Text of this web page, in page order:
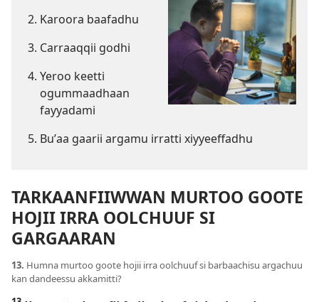
Karoora baafadhu
Carraaqqii godhi
Yeroo keetti
ogummaadhaan
fayyadami
Buʼaa gaarii argamu irratti xiyyeeffadhu
TARKAANFIIWWAN MURTOO GOOTE
HOJII IRRA OOLCHUUF SI
GARGAARAN
13. Humna murtoo goote hojii irra oolchuuf si barbaachisu argachuu
kan dandeessu akkamitti?